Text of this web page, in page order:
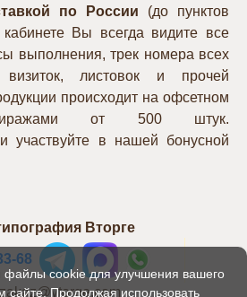
файлы cookie для улучшения вашего
сайте. Продолжая использовать
по России (до пунктов
Вы всегда видите все
выполнения, трек номера всех
визиток, листовок и прочей
происходит на офсетном
тиражами от 500 штук.
и участвуйте в нашей бонусной
Вторге
68